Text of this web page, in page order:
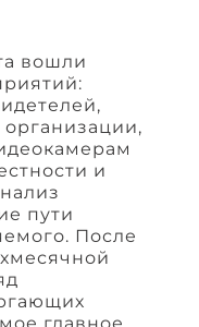
вошли
организации,
и
пути
После